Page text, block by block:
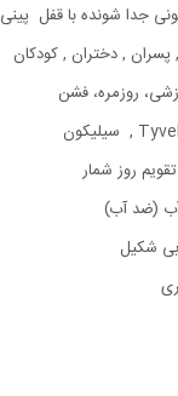
جدا شونده با قفل پینی
, پسران , دختران , کودکان
روزمره، فشن
روز شمار
آب (ضد آب)
شکیل